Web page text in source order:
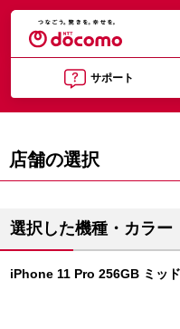
サポート
店舗の選択
選択した機種・カラー
iPhone 11 Pro 256GB ミッ